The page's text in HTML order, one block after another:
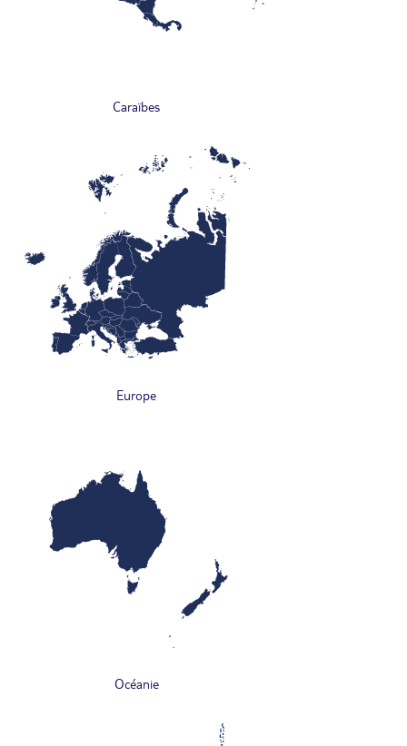
Caraïbes
Europe
Océanie